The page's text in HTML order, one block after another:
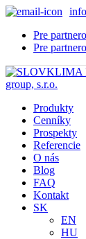
Pre
Pre
Produkty
Cenníky
Prospekty
Referencie
O nás
Blog
FAQ
Kontakt
SK
EN
HU